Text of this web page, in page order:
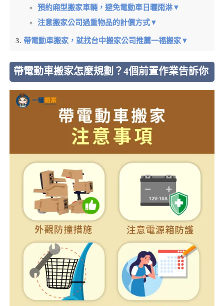
預約廂型搬家車輛，避免電動車日曬雨淋▼
注意搬家公司過重物品的計價方式▼
帶電動車搬家，就找台中搬家公司推薦一福搬家▼
帶電動車搬家怎麼規劃？4個前置作業告訴你